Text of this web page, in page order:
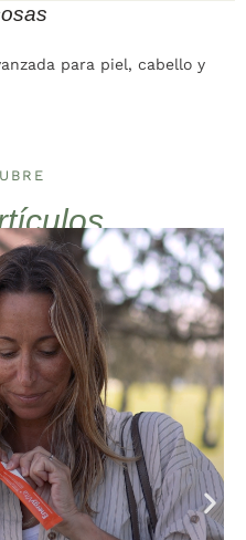
para piel, cabello y